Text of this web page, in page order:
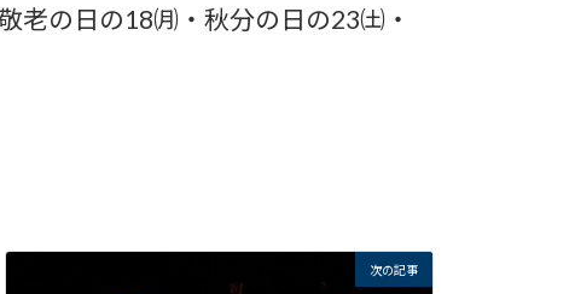
老の日の18㈪・秋分の日の23㈯・
次の記事